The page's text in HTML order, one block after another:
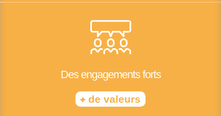
Des engagements forts
+ de valeurs